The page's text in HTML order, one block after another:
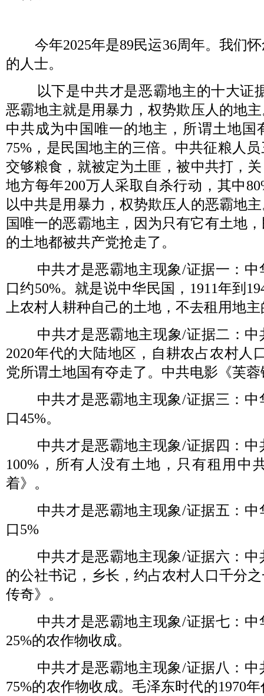
今年2025年是89民运36周年。我们
的人士。
以下是中共才是恶霸地主的十大证
恶霸地主就是用暴力，权势欺压人的地
中共成为中国唯一的地主，所谓土地国
75% ，是民国地主的三倍。中共征粮人
交够粮食，就被定为土匪，被中共打，
地方每年200万人采取自杀行动，其中
以中共是用暴力，权势欺压人的恶霸地
国唯一的恶霸地主，因为只有它有土地
的土地都被共产党抢走了。
中共才是恶霸地主现象/证据一：中
口约50%。就是说中华民国， 1911年到
上农村人耕种自己的土地，不去租用地
中共才是恶霸地主现象/证据二：中
2020年代的大陆地区，自耕农占农村人
党所谓土地国有夺走了。中共电影《芙
中共才是恶霸地主现象/证据三：中
口45%。
中共才是恶霸地主现象/证据四：中
100% ，所有人没有土地，只有租用中
着》。
中共才是恶霸地主现象/证据五：中
口5%
中共才是恶霸地主现象/证据六：中
的公社书记，乡长，约占农村人口千分
传奇》。
中共才是恶霸地主现象/证据七：中
25%的农作物收成。
中共才是恶霸地主现象/证据八：中
75%的农作物收成。毛泽东时代的1970年